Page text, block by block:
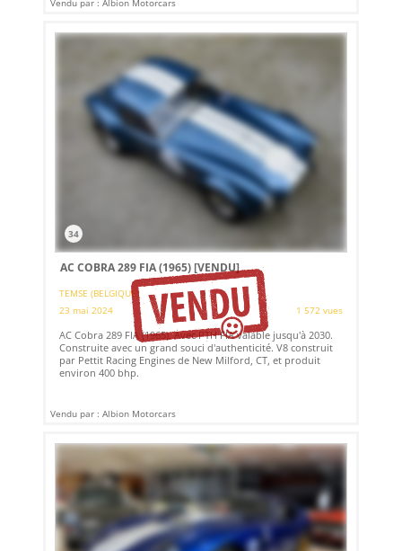
Vendu par : Albion Motorcars
34
AC COBRA 289 FIA (1965)[VENDU]
TEMSE (BELGIQUE)
23 mai 2024
1 572 vues
AC Cobra 289 FIA (1965). Avec PTH FIA valable jusqu'à 2030.
Construite avec un grand souci d'authenticité. V8 construit
par Pettit Racing Engines de New Milford, CT, et produit
environ 400 bhp.
Vendu par : Albion Motorcars